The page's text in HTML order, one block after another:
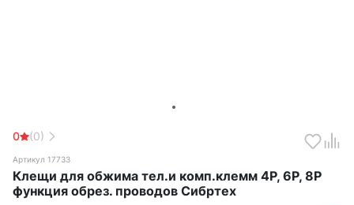
0 (0)
Артикул 17733
Клещи для обжима тел.и комп.клемм 4Р, 6Р, 8Р
функция обрез. проводов Сибртех